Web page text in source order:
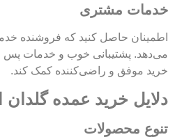
خدمات مشتری
اطمینان حاصل کنید که فروشنده
می‌دهد. پشتیبانی خوب و خدمات پس
خرید موفق و راضی‌کننده کمک کند.
دلایل خرید عمده گلدان
تنوع محصولات